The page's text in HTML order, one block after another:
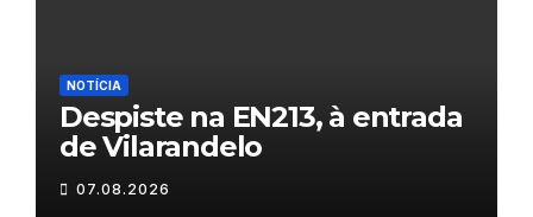
NOTÍCIA
Despiste na EN213, à entrada
de Vilarandelo
07.08.2026